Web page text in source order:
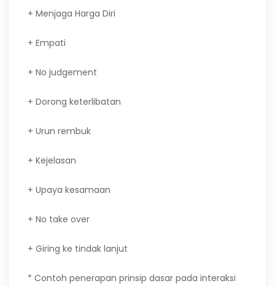
+ Menjaga Harga Diri
+ Empati
+ No judgement
+ Dorong keterlibatan
+ Urun rembuk
+ Kejelasan
+ Upaya kesamaan
+ No take over
+ Giring ke tindak lanjut
* Contoh penerapan prinsip dasar pada interaksi